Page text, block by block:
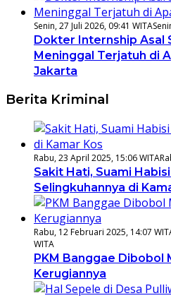
Senin, 27 Juli 2026, 09:41 WITA
Dokter Internship Asal
Meninggal Terjatuh di
Jakarta
Berita Kriminal
Rabu, 23 April 2025, 15:06 WITA
Sakit Hati, Suami
Selingkuhannya di
Rabu, 12 Februari 2025, 14:07
WITA
PKM Banggae Dibobol
Kerugiannya